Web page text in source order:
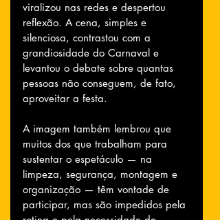
viralizou nas redes e despertou
reflexão. A cena, simples e
silenciosa, contrastou com a
grandiosidade do Carnaval e
levantou o debate sobre quantas
pessoas não conseguem, de fato,
aproveitar a festa.
A imagem também lembrou que
muitos dos que trabalham para
sustentar o espetáculo — na
limpeza, segurança, montagem e
organização — têm vontade de
participar, mas são impedidos pela